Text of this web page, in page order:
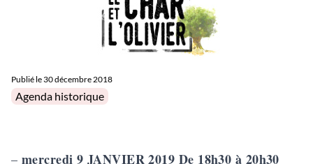
Publié le30 décembre 2018
Posted in
Agenda historique
– mercredi 9 JANVIER 2019 De 18h30 à 20h30